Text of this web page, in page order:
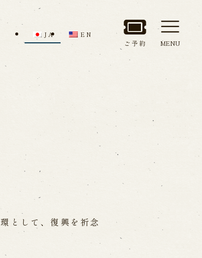
問い合わせ
ら予約
JA EN
ご予約 MENU
として、復興を祈念